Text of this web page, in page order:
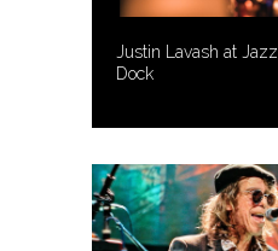
Justin Lavash at Jazz
Dock